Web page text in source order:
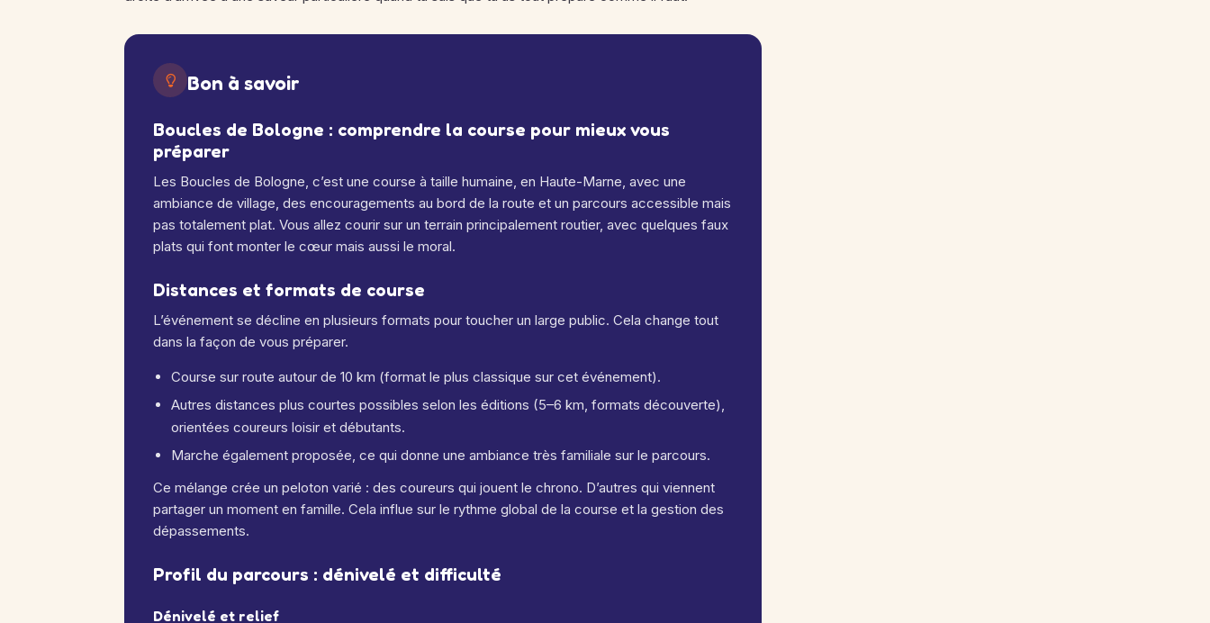
Bon à savoir
Boucles de Bologne : comprendre la course pour mieux vous
préparer
Les Boucles de Bologne, c’est une course à taille humaine, en Haute-Marne, avec une
ambiance de village, des encouragements au bord de la route et un parcours accessible mais
pas totalement plat. Vous allez courir sur un terrain principalement routier, avec quelques faux
plats qui font monter le cœur mais aussi le moral.
Distances et formats de course
L’événement se décline en plusieurs formats pour toucher un large public. Cela change tout
dans la façon de vous préparer.
Course sur route autour de 10 km (format le plus classique sur cet événement).
Autres distances plus courtes possibles selon les éditions (5–6 km, formats découverte),
orientées coureurs loisir et débutants.
Marche également proposée, ce qui donne une ambiance très familiale sur le parcours.
Ce mélange crée un peloton varié : des coureurs qui jouent le chrono. D’autres qui viennent
partager un moment en famille. Cela influe sur le rythme global de la course et la gestion des
dépassements.
Profil du parcours : dénivelé et difficulté
Dénivelé et relief